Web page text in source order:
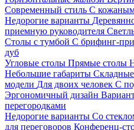
Современный стиль С
Недорогие варианты
приемную руководителя
Столы с тумбой С брифинг-
дуб
Угловые столы Прямые столы
Небольшие габариты
модели Для двоих человек С
Эргономичный дизайн
перегородками
Недорогие варианты Со
для переговоров Конференц-